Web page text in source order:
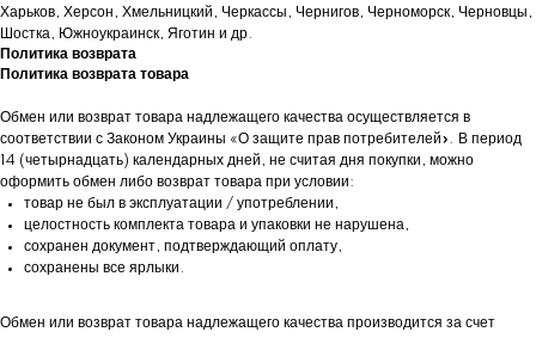
Харьков, Херсон, Хмельницкий, Черкассы, Чернигов, Черноморск, Черновцы,
Шостка, Южноукраинск, Яготин и др.
Политика возврата
Политика возврата товара
Обмен или возврат товара надлежащего качества осуществляется в
соответствии с Законом Украины «О защите прав потребителей». В период
14 (четырнадцать) календарных дней, не считая дня покупки, можно
оформить обмен либо возврат товара при условии:
товар не был в эксплуатации / употреблении,
целостность комплекта товара и упаковки не нарушена,
сохранен документ, подтверждающий оплату,
сохранены все ярлыки.
Обмен или возврат товара надлежащего качества производится за счет